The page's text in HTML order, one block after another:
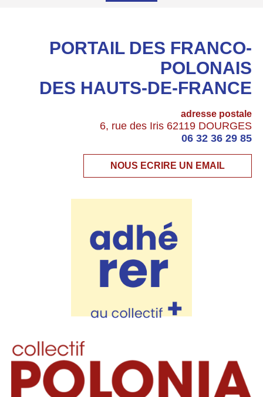
PORTAIL DES FRANCO-
POLONAIS
DES HAUTS-DE-FRANCE
adresse postale
6, rue des Iris 62119 DOURGES
06 32 36 29 85
NOUS ECRIRE UN EMAIL